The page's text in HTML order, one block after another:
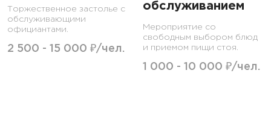
Торжественное застолье с
обслуживающими
официантами.
2 500 - 15 000 ₽/чел.
обслуживанием
Мероприятие со
свободным выбором блюд
и приемом пищи стоя.
1 000 - 10 000 ₽/чел.